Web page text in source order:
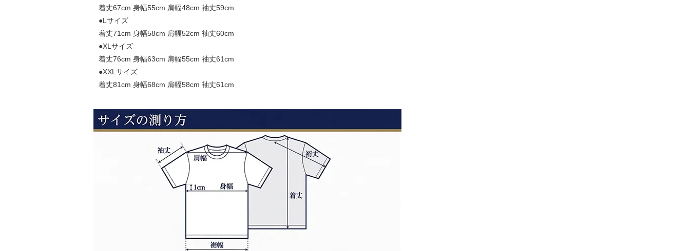
着丈67cm 身幅55cm 肩幅48cm 袖丈59cm
●Lサイズ
着丈71cm 身幅58cm 肩幅52cm 袖丈60cm
●XLサイズ
着丈76cm 身幅63cm 肩幅55cm 袖丈61cm
●XXLサイズ
着丈81cm 身幅68cm 肩幅58cm 袖丈61cm